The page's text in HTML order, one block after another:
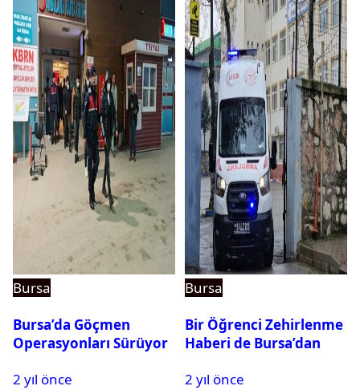
Bursa
Bursa’da Göçmen
Operasyonları Sürüyor
2 yıl önce
Bursa
Bir Öğrenci Zehirlenme
Haberi de Bursa’dan
2 yıl önce